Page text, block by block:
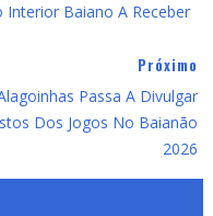
Baiano A Receber
Próximo
Passa A Divulgar
Dos Jogos No Baianão
2026